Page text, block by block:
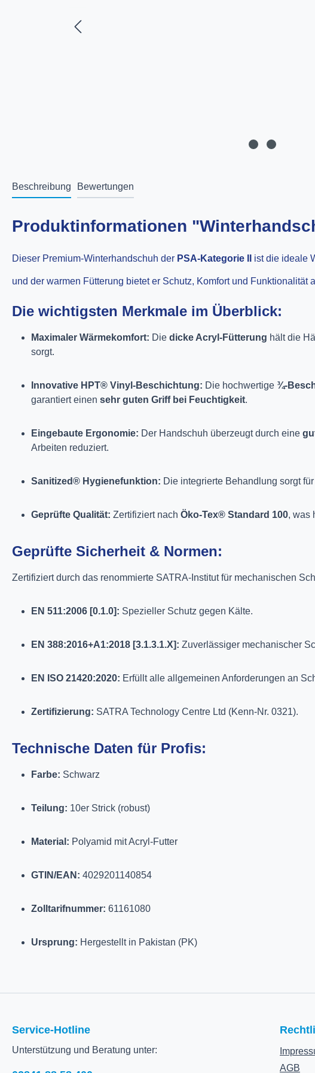
Beschreibung Bewertungen
Produktinformationen
Dieser Premium-Winterhandschuh der PSA-Kategorie II ist die ideale
und der warmen Fütterung bietet er Schutz, Komfort und Funktionalität
Die wichtigsten Merkmale im Überblick:
Maximaler Wärmekomfort: Die dicke Acryl-Fütterung hält die
sorgt.
Innovative HPT® Vinyl-Beschichtung: Die hochwertige ¾-
garantiert einen sehr guten Griff bei Feuchtigkeit.
Eingebaute Ergonomie: Der Handschuh überzeugt durch eine
Arbeiten reduziert.
Sanitized® Hygienefunktion: Die integrierte Behandlung sorgt
Geprüfte Qualität: Zertifiziert nach Öko-Tex® Standard 100, was
Geprüfte Sicherheit & Normen:
Zertifiziert durch das renommierte SATRA-Institut für mechanischen
EN 511:2006 [0.1.0]: Spezieller Schutz gegen Kälte.
EN 388:2016+A1:2018 [3.1.3.1.X]: Zuverlässiger mechanischer
EN ISO 21420:2020: Erfüllt alle allgemeinen Anforderungen an
Zertifizierung: SATRA Technology Centre Ltd (Kenn-Nr. 0321).
Technische Daten für Profis:
Farbe: Schwarz
Teilung: 10er Strick (robust)
Material: Polyamid mit Acryl-Futter
GTIN/EAN: 4029201140854
Zolltarifnummer: 61161080
Ursprung: Hergestellt in Pakistan (PK)
Service-Hotline
Unterstützung und Beratung unter:
AGB